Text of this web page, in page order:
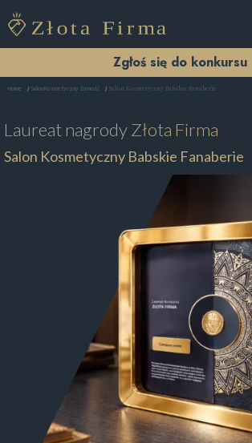
Zgłoś się do konkursu
Home Salon Kosmetyczny Zamość Salon Kosmetyczny Babskie Fanaberie
Laureat nagrodyZłota Firma
Salon Kosmetyczny Babskie Fanaberie